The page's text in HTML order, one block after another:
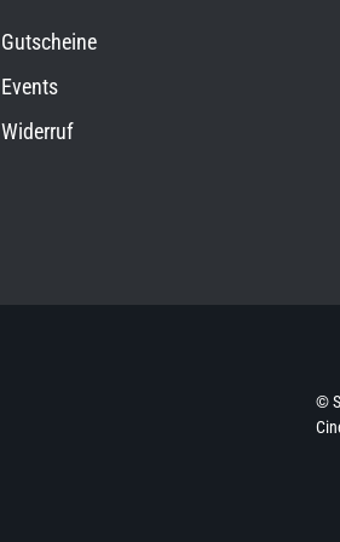
Gutscheine
Events
Widerruf
©